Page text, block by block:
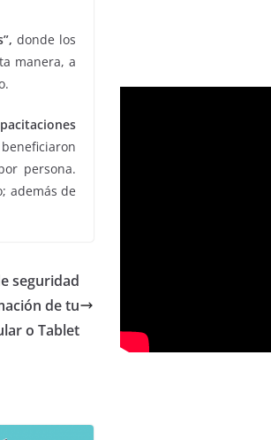
donde los
manera, a
persona.
además de
seguridad
de tu
o Tablet